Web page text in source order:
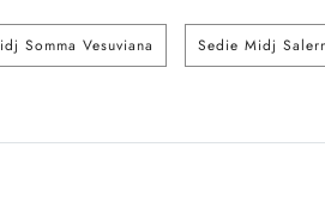
Somma Vesuviana Sedie Midj